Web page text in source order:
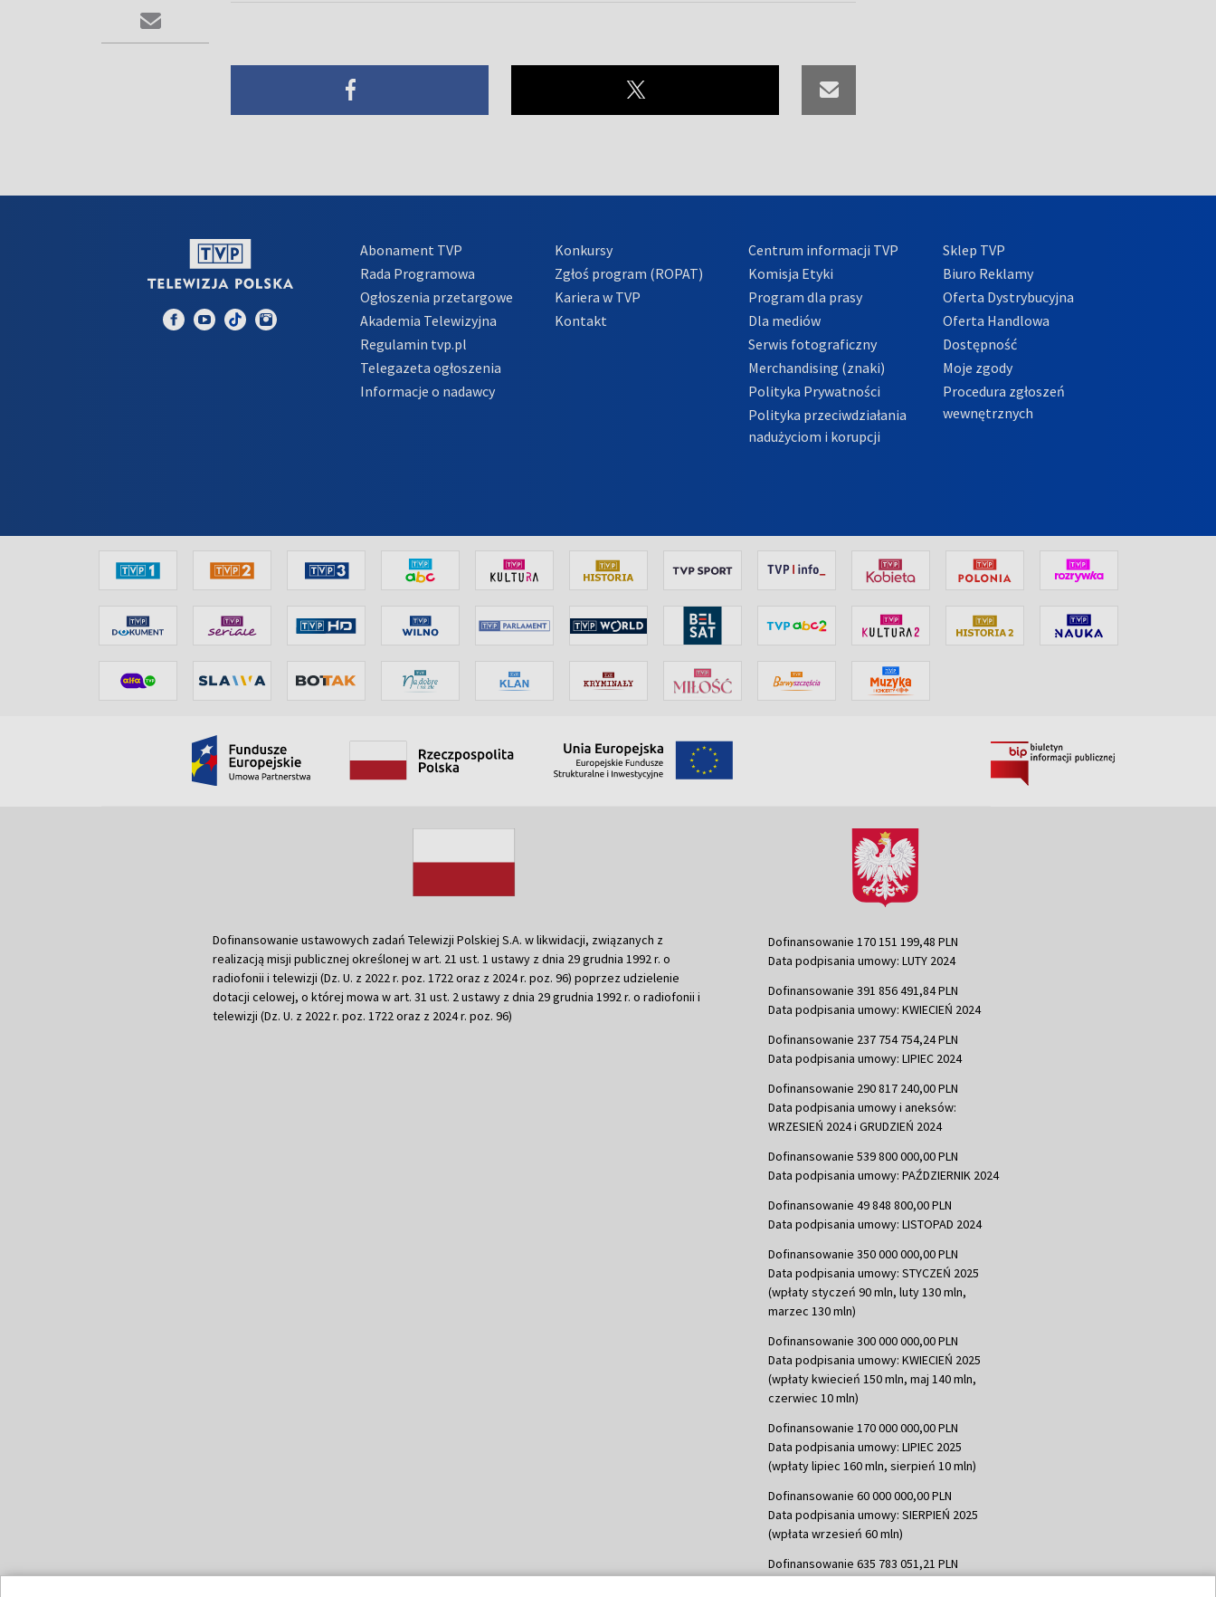
Abonament TVP
Rada Programowa
Ogłoszenia przetargowe
Akademia Telewizyjna
Regulamin tvp.pl
Telegazeta ogłoszenia
Informacje o nadawcy
Konkursy
Zgłoś program (ROPAT)
Kariera w TVP
Kontakt
Centrum informacji TVP
Komisja Etyki
Program dla prasy
Dla mediów
Serwis fotograficzny
Merchandising (znaki)
Polityka Prywatności
Polityka przeciwdziałania
nadużyciom i korupcji
Sklep TVP
Biuro Reklamy
Oferta Dystrybucyjna
Oferta Handlowa
Dostępność
Moje zgody
Procedura zgłoszeń
wewnętrznych
Dofinansowanie ustawowych zadań Telewizji Polskiej S.A. w likwidacji, związanych z
realizacją misji publicznej określonej w art. 21 ust. 1 ustawy z dnia 29 grudnia 1992 r. o
radiofonii i telewizji (Dz. U. z 2022 r. poz. 1722 oraz z 2024 r. poz. 96) poprzez udzielenie
dotacji celowej, o której mowa w art. 31 ust. 2 ustawy z dnia 29 grudnia 1992 r. o radiofonii i
telewizji (Dz. U. z 2022 r. poz. 1722 oraz z 2024 r. poz. 96)
Dofinansowanie 170 151 199,48 PLN
Data podpisania umowy: LUTY 2024
Dofinansowanie 391 856 491,84 PLN
Data podpisania umowy: KWIECIEŃ 2024
Dofinansowanie 237 754 754,24 PLN
Data podpisania umowy: LIPIEC 2024
Dofinansowanie 290 817 240,00 PLN
Data podpisania umowy i aneksów:
WRZESIEŃ 2024 i GRUDZIEŃ 2024
Dofinansowanie 539 800 000,00 PLN
Data podpisania umowy: PAŹDZIERNIK 2024
Dofinansowanie 49 848 800,00 PLN
Data podpisania umowy: LISTOPAD 2024
Dofinansowanie 350 000 000,00 PLN
Data podpisania umowy: STYCZEŃ 2025
(wpłaty styczeń 90 mln, luty 130 mln,
marzec 130 mln)
Dofinansowanie 300 000 000,00 PLN
Data podpisania umowy: KWIECIEŃ 2025
(wpłaty kwiecień 150 mln, maj 140 mln,
czerwiec 10 mln)
Dofinansowanie 170 000 000,00 PLN
Data podpisania umowy: LIPIEC 2025
(wpłaty lipiec 160 mln, sierpień 10 mln)
Dofinansowanie 60 000 000,00 PLN
Data podpisania umowy: SIERPIEŃ 2025
(wpłata wrzesień 60 mln)
Dofinansowanie 635 783 051,21 PLN